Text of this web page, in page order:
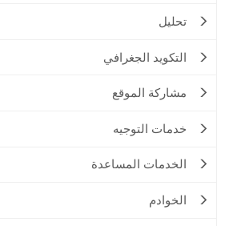
تحليل
التكويد الجغرافي
مشاركة الموقع
خدمات التوجيه
الخدمات المساعدة
الخوادم